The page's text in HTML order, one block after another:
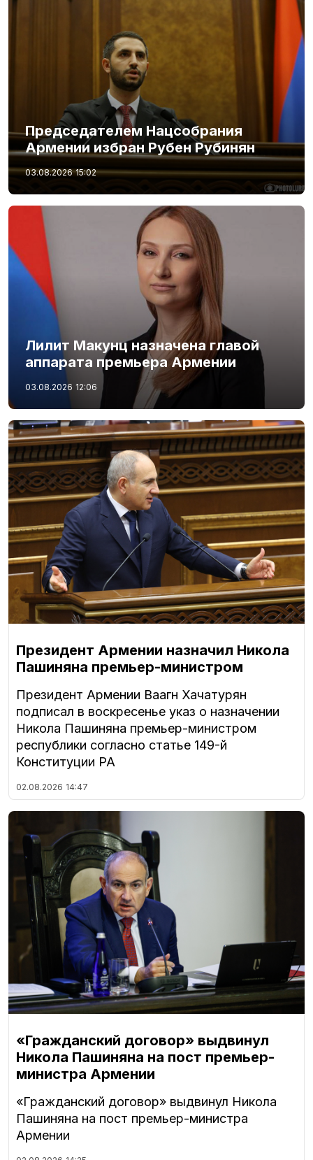
Председателем Нацсобрания
Армении избран Рубен Рубинян
03.08.2026 15:02
Лилит Макунц назначена главой
аппарата премьера Армении
03.08.2026 12:06
Президент Армении назначил Никола
Пашиняна премьер-министром
Президент Армении Ваагн Хачатурян
подписал в воскресенье указ о назначении
Никола Пашиняна премьер-министром
республики согласно статье 149-й
Конституции РА
02.08.2026 14:47
«Гражданский договор» выдвинул
Никола Пашиняна на пост премьер-
министра Армении
«Гражданский договор» выдвинул Никола
Пашиняна на пост премьер-министра
Армении